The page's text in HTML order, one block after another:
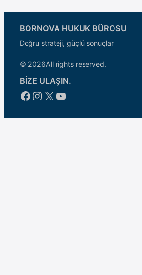
BORNOVA HUKUK BÜROSU
Doğru strateji, güçlü sonuçlar.
© 2026All rights reserved.
BİZE ULAŞIN.
Facebook
Instagram
X YouTube